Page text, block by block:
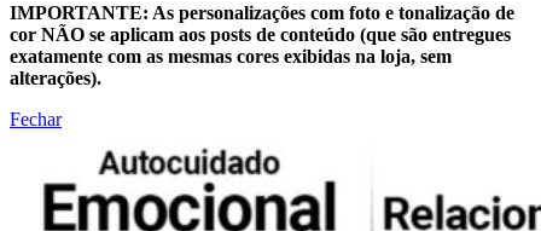
IMPORTANTE: As personalizações com foto e tonalização de
cor NÃO se aplicam aos posts de conteúdo (que são entregues
exatamente com as mesmas cores exibidas na loja, sem
alterações).
Fechar